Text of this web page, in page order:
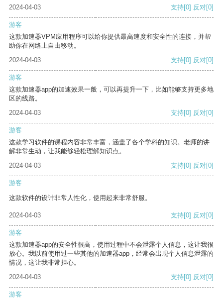
2024-04-03 支持[0] 反对[0]
游客
这款加速器VPM应用程序可以给你提供最高速度和安全性的连接，并帮
助你在网络上自由移动。
2024-04-03
支持[0] 反对[0]
游客
这款加速器app的加速效果一般，可以再提升一下，比如能够支持更多地
区的线路。
2024-04-03
支持[0] 反对[0]
游客
这款学习软件的课程内容非常丰富，涵盖了各个学科的知识。老师的讲
解非常生动，让我能够轻松理解知识点。
2024-04-03
支持[0] 反对[0]
游客
这款软件的设计非常人性化，使用起来非常舒服。
2024-04-03 支持[0] 反对[0]
游客
这款加速器app的安全性很高，使用过程中不会泄露个人信息，这让我很
放心。我以前使用过一些其他的加速器app，经常会出现个人信息泄露的
情况，这让我非常担心。
2024-04-03
支持[0] 反对[0]
游客